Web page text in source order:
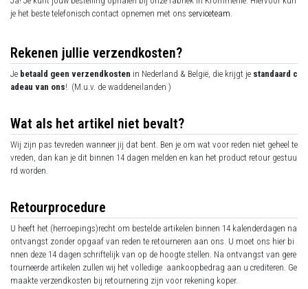
je het beste telefonisch contact opnemen met ons serviceteam.
Rekenen jullie verzendkosten?
Je betaald geen verzendkosten in Nederland & België, die krijgt je standaard c
adeau van ons! (M.u.v. de waddeneilanden )
Wat als het artikel niet bevalt?
Wij zijn pas tevreden wanneer jij dat bent. Ben je om wat voor reden niet geheel te
vreden, dan kan je dit binnen 14 dagen melden en kan het product retour gestuu
rd worden.
Retourprocedure
U heeft het (herroepings)recht om bestelde artikelen binnen 14 kalenderdagen na
ontvangst zonder opgaaf van reden te retourneren aan ons. U moet ons hier bi
nnen deze 14 dagen schriftelijk van op de hoogte stellen. Na ontvangst van gere
tourneerde artikelen zullen wij het volledige aankoopbedrag aan u crediteren. Ge
maakte verzendkosten bij retournering zijn voor rekening koper.